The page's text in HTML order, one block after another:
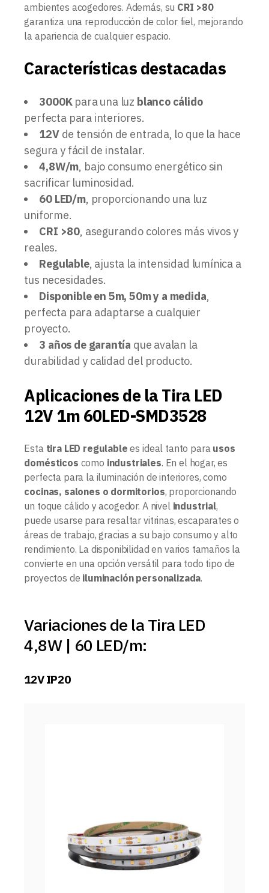
ambientes acogedores. Además, su CRI >80
garantiza una reproducción de color fiel, mejorando
la apariencia de cualquier espacio.
Características destacadas
3000Kpara una luz blanco cálido
perfecta para interiores.
12Vde tensión de entrada, lo que la hace
segura y fácil de instalar.
4,8W/m, bajo consumo energético sin
sacrificar luminosidad.
60 LED/m, proporcionando una luz
uniforme.
CRI >80, asegurando colores más vivos y
reales.
Regulable, ajusta la intensidad lumínica a
tus necesidades.
Disponible en 5m, 50m y a medida,
perfecta para adaptarse a cualquier
proyecto.
3 años de garantía que avalan la
durabilidad y calidad del producto.
Aplicaciones de la Tira LED
12V 1m 60LED-SMD3528
Esta tira LED regulable es ideal tanto para usos
domésticos como industriales. En el hogar, es
perfecta para la iluminación de interiores, como
cocinas, salones o dormitorios, proporcionando
un toque cálido y acogedor. A nivel industrial,
puede usarse para resaltar vitrinas, escaparates o
áreas de trabajo, gracias a su bajo consumo y alto
rendimiento. La disponibilidad en varios tamaños la
convierte en una opción versátil para todo tipo de
proyectos de iluminación personalizada.
Variaciones de la Tira LED
4,8W | 60 LED/m:
12V IP20